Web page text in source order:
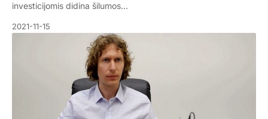
investicijomis didina šilumos…
2021-11-15